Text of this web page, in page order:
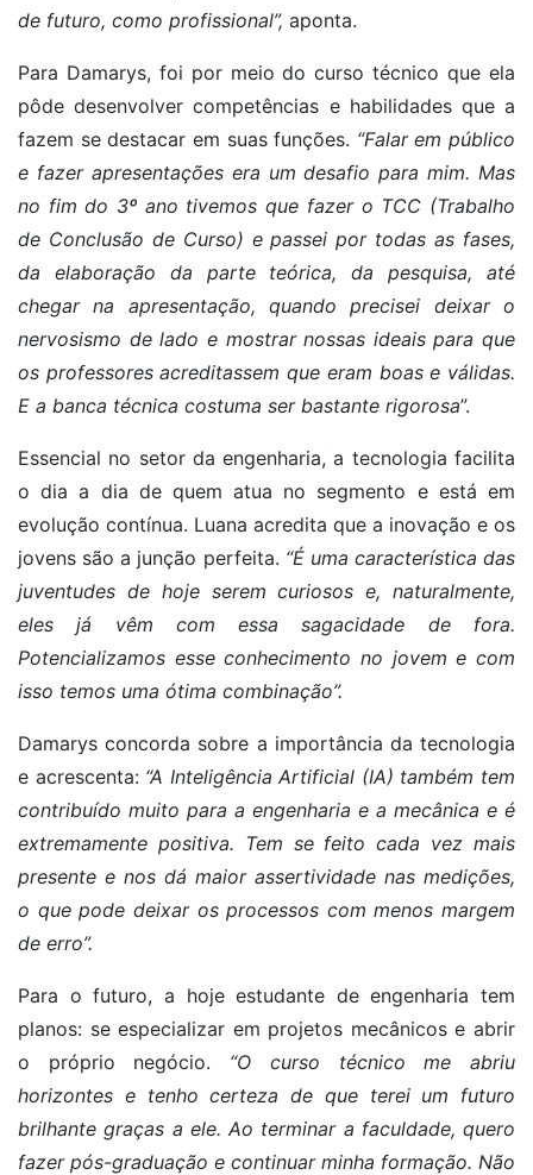
de futuro, como profissional”, aponta.
Para Damarys, foi por meio do curso técnico que ela
pôde desenvolver competências e habilidades que a
fazem se destacar em suas funções. “Falar em público
e fazer apresentações era um desafio para mim. Mas
no fim do 3º ano tivemos que fazer o TCC (Trabalho
de Conclusão de Curso) e passei por todas as fases,
da elaboração da parte teórica, da pesquisa, até
chegar na apresentação, quando precisei deixar o
nervosismo de lado e mostrar nossas ideais para que
os professores acreditassem que eram boas e válidas.
E a banca técnica costuma ser bastante rigorosa”.
Essencial no setor da engenharia, a tecnologia facilita
o dia a dia de quem atua no segmento e está em
evolução contínua. Luana acredita que a inovação e os
jovens são a junção perfeita. “É uma característica das
juventudes de hoje serem curiosos e, naturalmente,
eles já vêm com essa sagacidade de fora.
Potencializamos esse conhecimento no jovem e com
isso temos uma ótima combinação”.
Damarys concorda sobre a importância da tecnologia
e acrescenta: “A Inteligência Artificial (IA) também tem
contribuído muito para a engenharia e a mecânica e é
extremamente positiva. Tem se feito cada vez mais
presente e nos dá maior assertividade nas medições,
o que pode deixar os processos com menos margem
de erro”.
Para o futuro, a hoje estudante de engenharia tem
planos: se especializar em projetos mecânicos e abrir
o próprio negócio. “O curso técnico me abriu
horizontes e tenho certeza de que terei um futuro
brilhante graças a ele. Ao terminar a faculdade, quero
fazer pós-graduação e continuar minha formação. Não